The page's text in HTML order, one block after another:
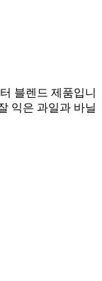
블렌드 제품입니
익은 과일과 바닐